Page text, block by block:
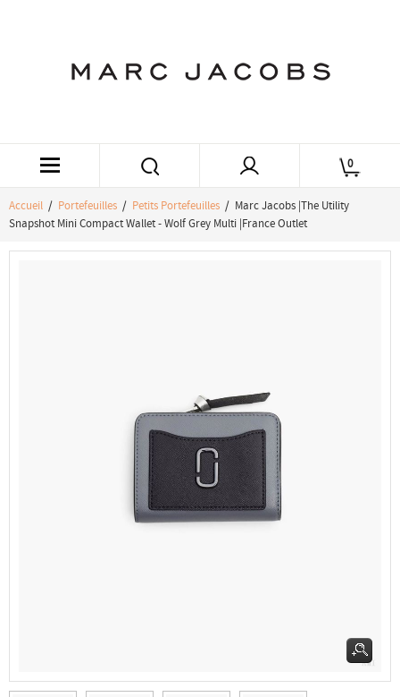
0
Accueil / Portefeuilles / Petits Portefeuilles / Marc Jacobs |The Utility
Snapshot Mini Compact Wallet - Wolf Grey Multi |France Outlet